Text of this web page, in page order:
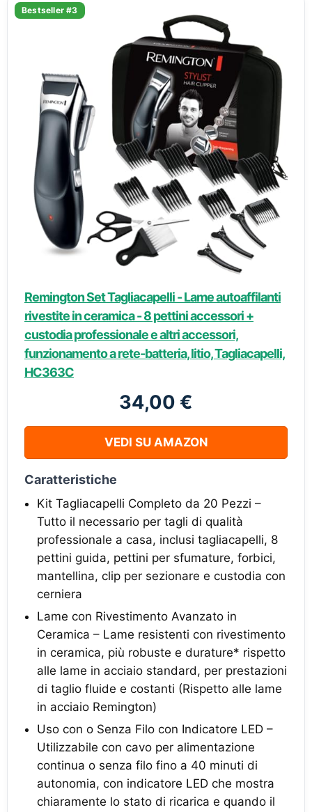
Bestseller #3
Remington Set Tagliacapelli - Lame autoaffilanti
rivestite in ceramica - 8 pettini accessori +
custodia professionale e altri accessori,
funzionamento a rete-batteria, litio, Tagliacapelli,
HC363C
34,00 €
VEDI SU AMAZON
Caratteristiche
Kit Tagliacapelli Completo da 20 Pezzi –
Tutto il necessario per tagli di qualità
professionale a casa, inclusi tagliacapelli, 8
pettini guida, pettini per sfumature, forbici,
mantellina, clip per sezionare e custodia con
cerniera
Lame con Rivestimento Avanzato in
Ceramica – Lame resistenti con rivestimento
in ceramica, più robuste e durature* rispetto
alle lame in acciaio standard, per prestazioni
di taglio fluide e costanti (Rispetto alle lame
in acciaio Remington)
Uso con o Senza Filo con Indicatore LED –
Utilizzabile con cavo per alimentazione
continua o senza filo fino a 40 minuti di
autonomia, con indicatore LED che mostra
chiaramente lo stato di ricarica e quando il